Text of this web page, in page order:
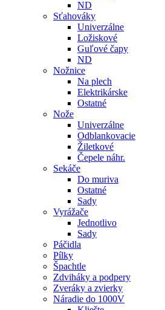
ND
Sťahováky
Univerzálne
Ložiskové
Guľové čapy
ND
Nožnice
Na plech
Elektrikárske
Ostatné
Nože
Univerzálne
Odblankovacie
Žiletkové
Čepele náhr.
Sekáče
Do muriva
Ostatné
Sady
Vyrážače
Jednotlivo
Sady
Páčidla
Pílky
Špachtle
Zdviháky a podpery
Zveráky a zvierky
Náradie do 1000V